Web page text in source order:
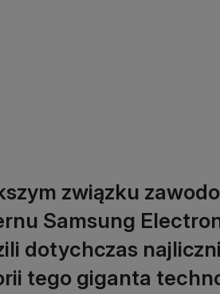
związku
Samsung
dotychczas
tego giganta